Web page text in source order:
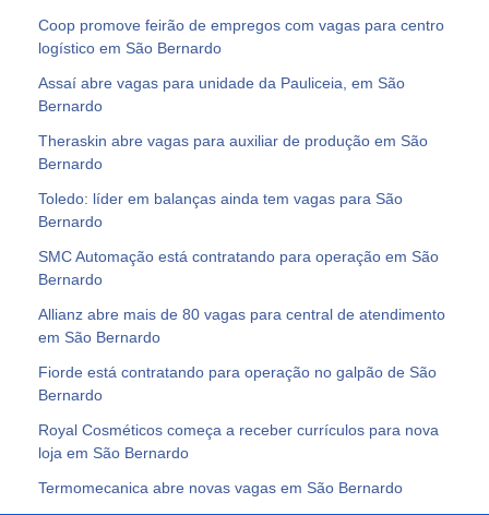
Coop promove feirão de empregos com vagas para centro
logístico em São Bernardo
Assaí abre vagas para unidade da Pauliceia, em São
Bernardo
Theraskin abre vagas para auxiliar de produção em São
Bernardo
Toledo: líder em balanças ainda tem vagas para São
Bernardo
SMC Automação está contratando para operação em São
Bernardo
Allianz abre mais de 80 vagas para central de atendimento
em São Bernardo
Fiorde está contratando para operação no galpão de São
Bernardo
Royal Cosméticos começa a receber currículos para nova
loja em São Bernardo
Termomecanica abre novas vagas em São Bernardo